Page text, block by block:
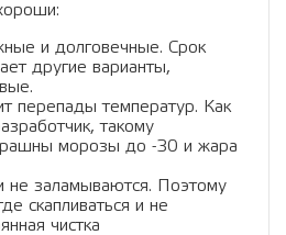
и долговечные. Срок
другие варианты,
перепады температур. Как
такому
морозы до -30 и жара
не заламываются. Поэтому
скапливаться и не
чистка